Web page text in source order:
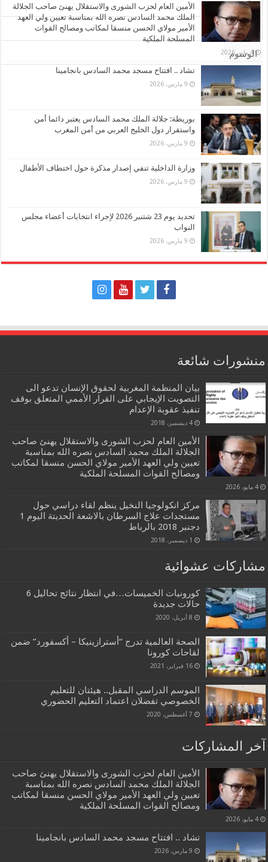
الأشهر
تعليقات
الوسوم
الأمين العام لحزب الشورى والاستقلال يهنئ صاحب الجلالة
الملك محمد السادس نصره الله بمناسبة تعيين ولي العهد
الأمير مولاي الحسن منسقا لمكاتب ومصالح القوات
المسلحة الملكية
4 مايو، 2026
تشاد .. افتتاح مسجد محمد السادس بانجامينا
9 مارس، 2026
بوريطة: جلالة الملك محمد السادس يعتبر دائما أمن
واستقرار دول الخليج العربي من أمن المغرب
9 مارس، 2026
وزارة الداخلية تنفي إصدار مذكرة حول اختطاف الأطفال
9 مارس، 2026
تحديد يوم 23 شتنبر 2026 لإجراء انتخابات أعضاء مجلس
النواب
9 مارس، 2026
منشورات شائعة
بيان المنظمة المغربية لحقوق الإنسان تدعو الى
التصويت الإيجابي على القرار الأممي المتعلق بوقف
تنفيذ عقوبة الإعدام
4 ديسمبر، 2018
الأمين العام لحزب الشورى والاستقلال يهنئ صاحب
الجلالة الملك محمد السادس نصره الله بمناسبة
تعيين ولي العهد الأمير مولاي الحسن منسقا لمكاتب
ومصالح القوات المسلحة الملكية
4 مايو، 2026
مركز انكولوجيا النخيل ينظم لقاء دراسي حول
مستجدات علاج السرطان بالاشعة الحديتة اليوم 1
دجنبر 2018 بالرباط
1 ديسمبر، 2018
مشاركات عشوائية
كورونيات الخميسات…في انتظار نتائج تحاليل 6
حالات جديدة
8 أبريل، 2020
الصحة العالمية تدرج “أسترازينيكا – أكسفورد” ضمن
لقاحات كورونا
16 فبراير، 2021
الموسم الدراسي المقبل.. هيئتان للتعليم
الخصوصي تفضلان اعتماد التعليم الحضوري
7 أغسطس، 2020
آخر المشاركات
الأمين العام لحزب الشورى والاستقلال يهنئ صاحب
الجلالة الملك محمد السادس نصره الله بمناسبة
تعيين ولي العهد الأمير مولاي الحسن منسقا لمكاتب
ومصالح القوات المسلحة الملكية
4 مايو، 2026
تشاد .. افتتاح مسجد محمد السادس بانجامينا
9 مارس، 2026